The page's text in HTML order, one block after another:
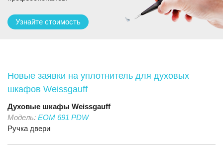
Узнайте стоимость
Новые заявки на уплотнитель для духовых
шкафов Weissgauff
Духовые шкафы Weissgauff
Модель: EOM 691 PDW
Ручка двери